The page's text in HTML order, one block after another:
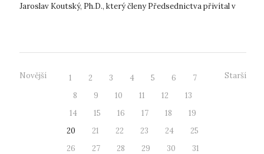
Jaroslav Koutský, Ph.D., který členy Předsednictva přivítal v
Novější 1 2 3 4 5 6
7
8
9 10 11 12
13
14
15 16 17 18
19
20
21 22 23 24
25
26
27 28 29 30
31
Starší